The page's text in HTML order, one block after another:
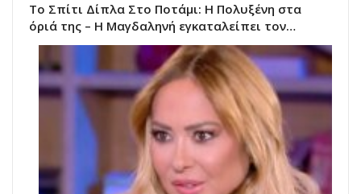
Το Σπίτι Δίπλα Στο Ποτάμι: Η Πολυξένη στα
όριά της – Η Μαγδαληνή εγκαταλείπει τον…